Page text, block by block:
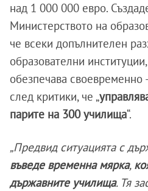
над 1 000 000 евро.
Министерството на
че всеки допълнителен
образователни
обезпечава
след критики, че „
парите на 300 училища“.
„Предвид ситуацията с
въведе временна мярка,
държавните училища. Тя